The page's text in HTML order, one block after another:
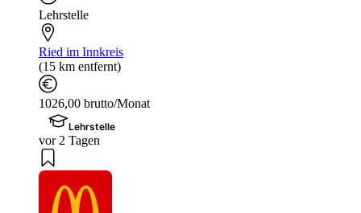
Lehrstelle
Ried im Innkreis
(15 km entfernt)
1026,00 brutto/Monat
Lehrstelle
vor 2 Tagen